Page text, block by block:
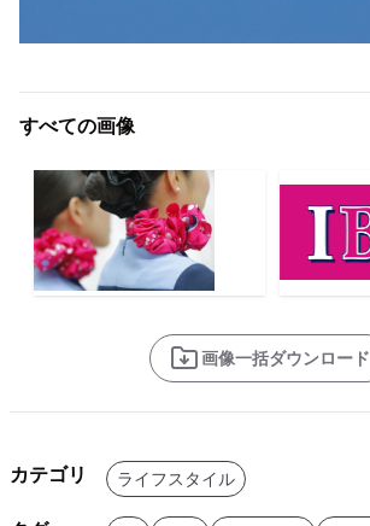
すべての画像
画像一括ダウンロード
カテゴリ ライフスタイル